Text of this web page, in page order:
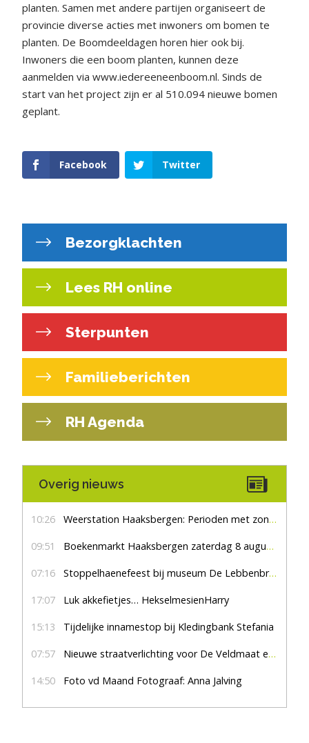
planten. Samen met andere partijen organiseert de
provincie diverse acties met inwoners om bomen te
planten. De Boomdeeldagen horen hier ook bij.
Inwoners die een boom planten, kunnen deze
aanmelden via www.iedereeneenboom.nl. Sinds de
start van het project zijn er al 510.094 nieuwe bomen
geplant.
Facebook Twitter
Bezorgklachten
Lees RH online
Sterpunten
Familieberichten
RH Agenda
Overig nieuws
10:26 Weerstation Haaksbergen: Perioden met zon en droog
09:51 Boekenmarkt Haaksbergen zaterdag 8 augustus, marktplein Haaksbergen
07:16 Stoppelhaenefeest bij museum De Lebbenbrugge
17:07 Luk akkefietjes… HekselmesienHarry
15:13 Tijdelijke innamestop bij Kledingbank Stefania
07:57 Nieuwe straatverlichting voor De Veldmaat en De Pas
14:50 Foto vd Maand Fotograaf: Anna Jalving